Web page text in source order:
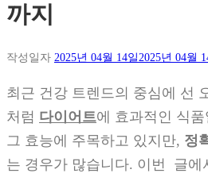
까지
작성일자 2025년 04월 14일2025년 04월
최근 건강 트렌드의 중심에 선
처럼 다이어트에 효과적인 식품
그 효능에 주목하고 있지만, 정
는 경우가 많습니다. 이번 글에